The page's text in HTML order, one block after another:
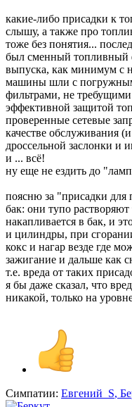
какие-либо присадки к
слышу, а также про
тоже без понятия...
был сменный топливный
выпуска, как минимум с
машины шли с
фильтрами, не
эффективной защитой
проверенные сетевые
качестве обслуживания
дроссельной заслонки и
и ... всё!
ну еще не ездить до
поясню за "присадки для
бак: они тупо
накапливается в бак, и
и цилиндры, при
кокс и нагар везде где
зажигание и дальше как
т.е. вреда от таких
я бы даже сказал, что
никакой, только на
Симпатии: Евгений_S,